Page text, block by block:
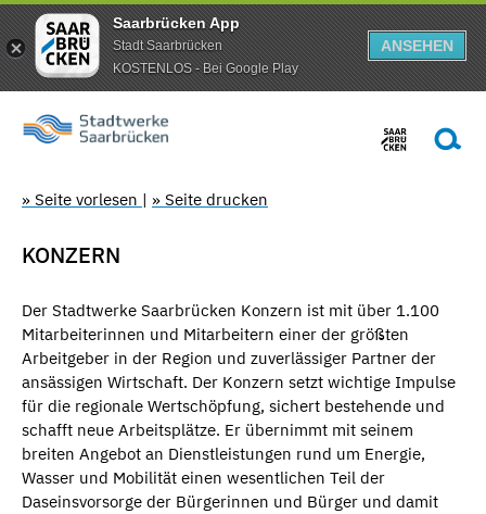
Saarbrücken App
Stadt Saarbrücken
KOSTENLOS - Bei Google Play
ANSEHEN
» Seite vorlesen | » Seite drucken
KONZERN
Der Stadtwerke Saarbrücken Konzern ist mit über 1.100
Mitarbeiterinnen und Mitarbeitern einer der größten
Arbeitgeber in der Region und zuverlässiger Partner der
ansässigen Wirtschaft. Der Konzern setzt wichtige Impulse
für die regionale Wertschöpfung, sichert bestehende und
schafft neue Arbeitsplätze. Er übernimmt mit seinem
breiten Angebot an Dienstleistungen rund um Energie,
Wasser und Mobilität einen wesentlichen Teil der
Daseinsvorsorge der Bürgerinnen und Bürger und damit